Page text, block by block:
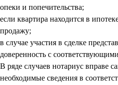
опеки и попечительства;
если квартира находится в
продажу;
в случае участия в сделке
доверенность с
В ряде случаев нотариус вправе
необходимые сведения в